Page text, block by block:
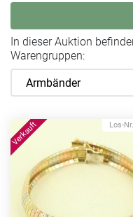
In dieser Auktion
Warengruppen:
Los-